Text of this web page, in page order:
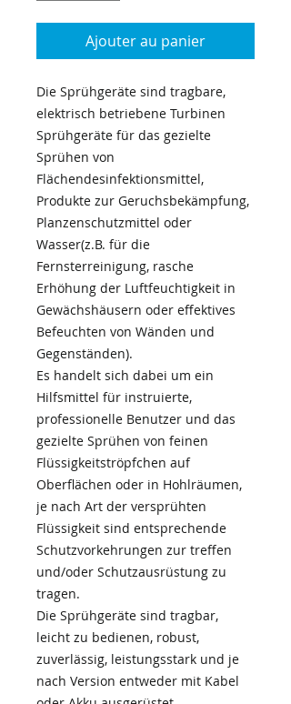
Ajouter au panier
Die Sprühgeräte sind tragbare,
elektrisch betriebene Turbinen
Sprühgeräte für das gezielte
Sprühen von
Flächendesinfektionsmittel,
Produkte zur Geruchsbekämpfung,
Planzenschutzmittel oder
Wasser(z.B. für die
Fernsterreinigung, rasche
Erhöhung der Luftfeuchtigkeit in
Gewächshäusern oder effektives
Befeuchten von Wänden und
Gegenständen).
Es handelt sich dabei um ein
Hilfsmittel für instruierte,
professionelle Benutzer und das
gezielte Sprühen von feinen
Flüssigkeitströpfchen auf
Oberflächen oder in Hohlräumen,
je nach Art der versprühten
Flüssigkeit sind entsprechende
Schutzvorkehrungen zur treffen
und/oder Schutzausrüstung zu
tragen.
Die Sprühgeräte sind tragbar,
leicht zu bedienen, robust,
zuverlässig, leistungsstark und je
nach Version entweder mit Kabel